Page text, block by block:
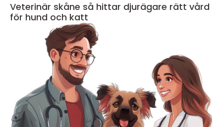
Veterinär skåne så hittar djurägare rätt vård
för hund och katt